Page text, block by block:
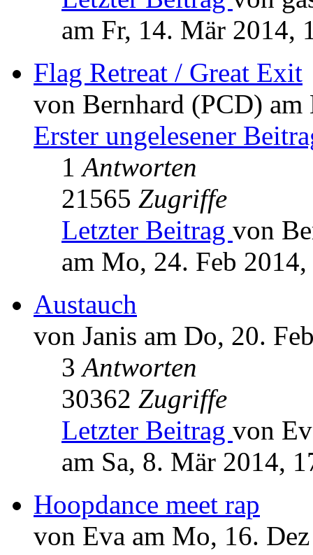
am Fr, 14. Mär 2014,
Flag Retreat / Great Exit
von Bernhard (PCD)
Erster ungelesener
1Antworten
21565 Zugriffe
Letzter Beitrag von
am Mo, 24. Feb
Austauch
von Janis am Do, 20.
3Antworten
30362 Zugriffe
Letzter Beitrag von
am Sa, 8. Mär 2014,
Hoopdance meet rap
von Eva am Mo, 16.